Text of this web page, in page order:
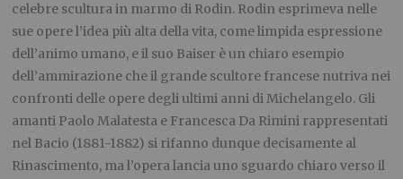
celebre scultura in marmo di Rodin. Rodin esprimeva nelle
sue opere l’idea più alta della vita, come limpida espressione
dell’animo umano, e il suo Baiser è un chiaro esempio
dell’ammirazione che il grande scultore francese nutriva nei
confronti delle opere degli ultimi anni di Michelangelo. Gli
amanti Paolo Malatesta e Francesca Da Rimini rappresentati
nel Bacio (1881-1882) si rifanno dunque decisamente al
Rinascimento, ma l’opera lancia uno sguardo chiaro verso il